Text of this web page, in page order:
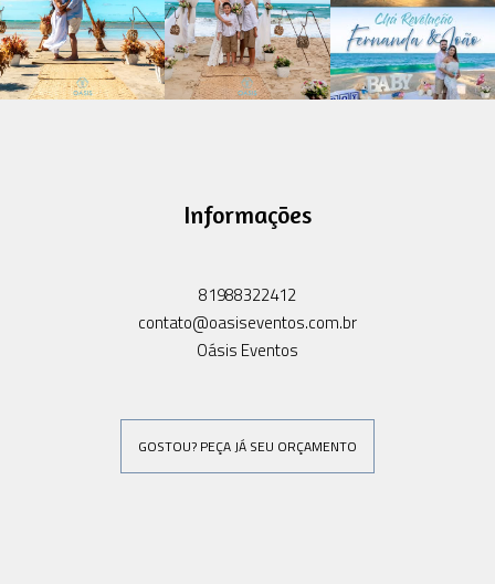
Informações
81988322412
contato@oasiseventos.com.br
Oásis Eventos
GOSTOU? PEÇA JÁ SEU ORÇAMENTO